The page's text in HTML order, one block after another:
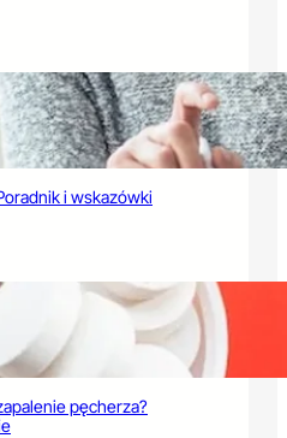
i wskazówki
pęcherza?